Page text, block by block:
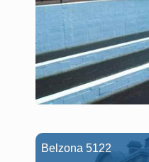
Belzona 5122